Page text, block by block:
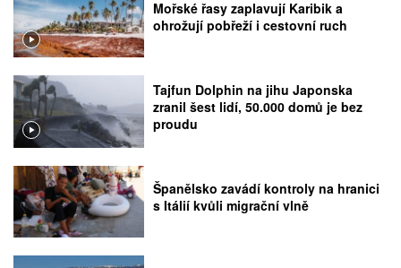
Mořské řasy zaplavují Karibik a
ohrožují pobřeží i cestovní ruch
Tajfun Dolphin na jihu Japonska
zranil šest lidí, 50.000 domů je bez
proudu
Španělsko zavádí kontroly na hranici
s Itálií kvůli migrační vlně